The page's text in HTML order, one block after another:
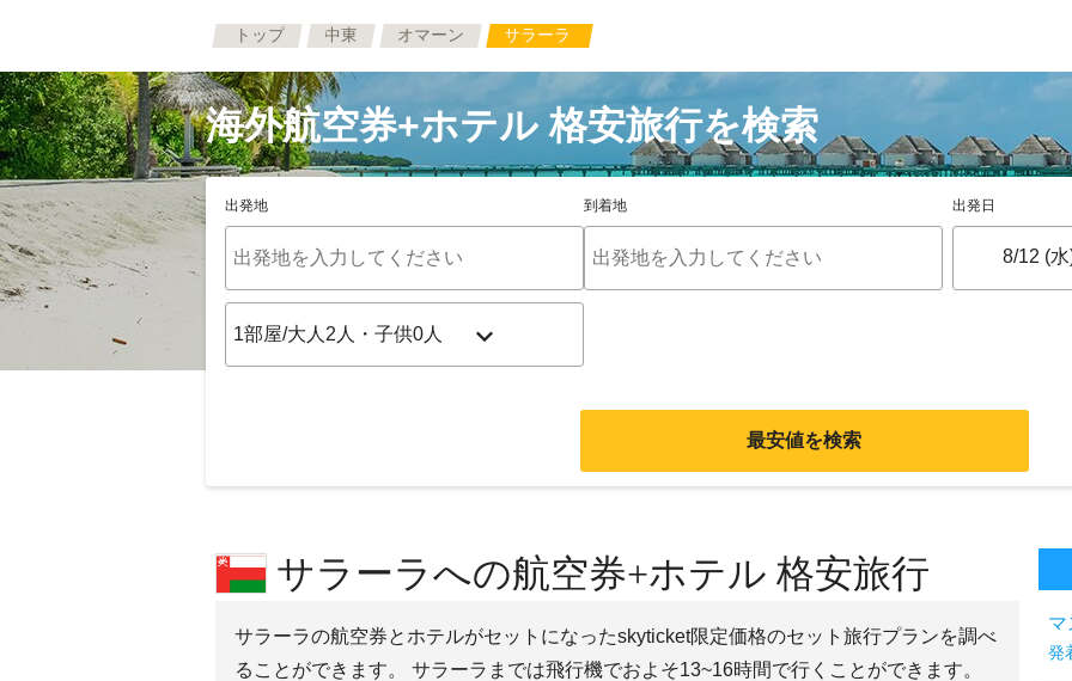
トップ 中東 オマーン サラーラ
海外航空券+ホテル 格安旅行を検索
出発地 到着地 出発日
最安値を検索
サラーラへの航空券+ホテル 格安旅行
サラーラの航空券とホテルがセットになったskyticket限定価格のセット旅行プランを調べ
ることができます。 サラーラまでは飛行機でおよそ13~16時間で行くことができます。
マ
発